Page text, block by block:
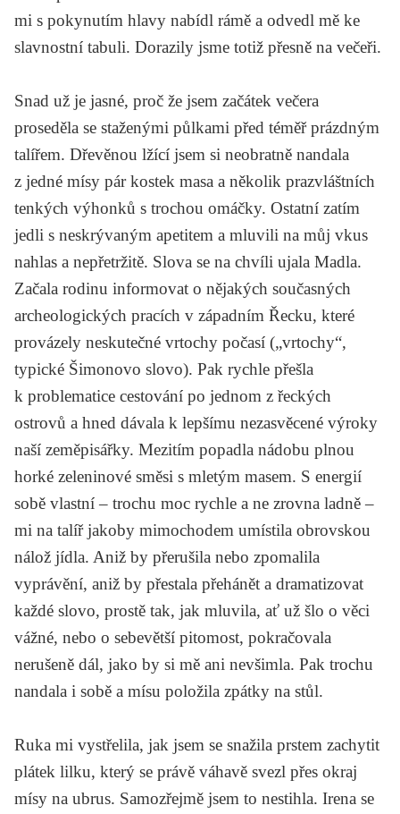
mi s pokynutím hlavy nabídl rámě a odvedl mě ke
slavnostní tabuli. Dorazily jsme totiž přesně na večeři.
Snad už je jasné, proč že jsem začátek večera
proseděla se staženými půlkami před téměř prázdným
talířem. Dřevěnou lžící jsem si neobratně nandala
z jedné mísy pár kostek masa a několik prazvláštních
tenkých výhonků s trochou omáčky. Ostatní zatím
jedli s neskrývaným apetitem a mluvili na můj vkus
nahlas a nepřetržitě. Slova se na chvíli ujala Madla.
Začala rodinu informovat o nějakých současných
archeologických pracích v západním Řecku, které
provázely neskutečné vrtochy počasí („vrtochy“,
typické Šimonovo slovo). Pak rychle přešla
k problematice cestování po jednom z řeckých
ostrovů a hned dávala k lepšímu nezasvěcené výroky
naší zeměpisářky. Mezitím popadla nádobu plnou
horké zeleninové směsi s mletým masem. S energií
sobě vlastní – trochu moc rychle a ne zrovna ladně –
mi na talíř jakoby mimochodem umístila obrovskou
nálož jídla. Aniž by přerušila nebo zpomalila
vyprávění, aniž by přestala přehánět a dramatizovat
každé slovo, prostě tak, jak mluvila, ať už šlo o věci
vážné, nebo o sebevětší pitomost, pokračovala
nerušeně dál, jako by si mě ani nevšimla. Pak trochu
nandala i sobě a mísu položila zpátky na stůl.
Ruka mi vystřelila, jak jsem se snažila prstem zachytit
plátek lilku, který se právě váhavě svezl přes okraj
mísy na ubrus. Samozřejmě jsem to nestihla. Irena se